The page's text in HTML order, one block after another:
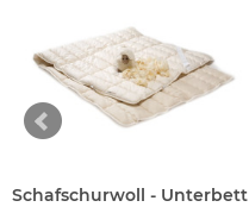
Schafschurwoll - Unterbett